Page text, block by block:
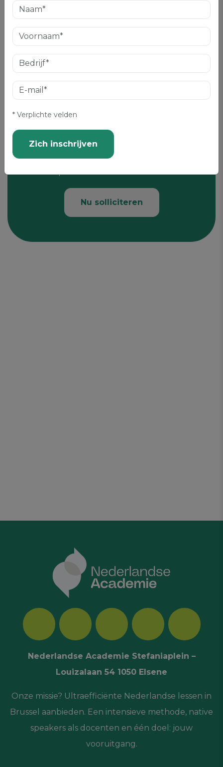
uitsluitend van de Nederlandse Academie toe te
sturen. U kunt deze toestemming altijd intrekken
Spontane sollicitatie
Wil je leraar worden? Of voor een
Nu solliciteren
Nederlandse Academie Stefaniaplein –
Louizalaan 54 1050 Elsene
Onze missie? Ultraefficiënte Nederlandse lessen in
Brussel aanbieden. Een intensieve methode, native
speakers als docenten en één doel: jouw
vooruitgang.
* Verplichte velden
Zich inschrijven